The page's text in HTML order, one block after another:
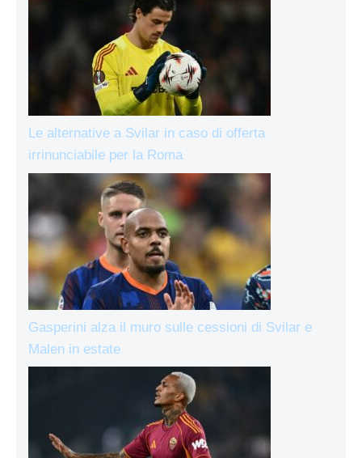
Le alternative a Svilar in caso di offerta
irrinunciabile per la Roma
Gasperini alza il muro sulle cessioni di Svilar e
Malen in estate